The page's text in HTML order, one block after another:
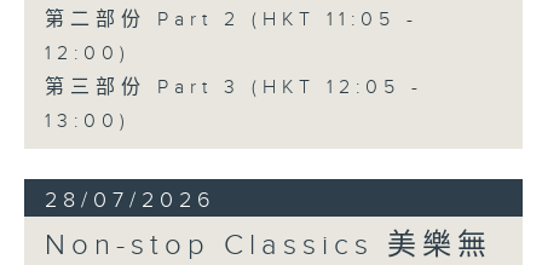
第二部份 Part 2 (HKT 11:05 -
12:00)
第三部份 Part 3 (HKT 12:05 -
13:00)
28/07/2026
Non-stop Classics 美樂無